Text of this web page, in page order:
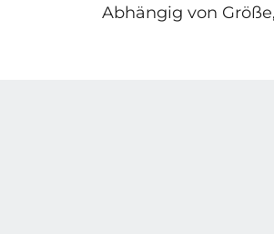
Abhängig von